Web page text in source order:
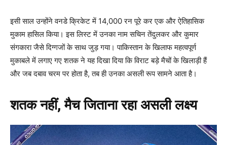
इसी साल उन्होंने वनडे क्रिकेट में 14,000 रन पूरे कर एक और ऐतिहासिक
मुकाम हासिल किया। इस लिस्ट में उनका नाम सचिन तेंदुलकर और कुमार
संगकारा जैसे दिग्गजों के साथ जुड़ गया। पाकिस्तान के खिलाफ महत्वपूर्ण
मुकाबले में लगाए गए शतक ने यह दिखा दिया कि विराट बड़े मैचों के खिलाड़ी हैं
और जब दबाव चरम पर होता है, तब ही उनका असली रूप सामने आता है।
शतक नहीं, मैच जिताना रहा असली लक्ष्य